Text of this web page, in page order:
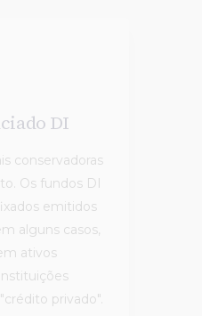
DI
conservadoras
Os fundos DI
emitidos
alguns casos,
ativos
privado".